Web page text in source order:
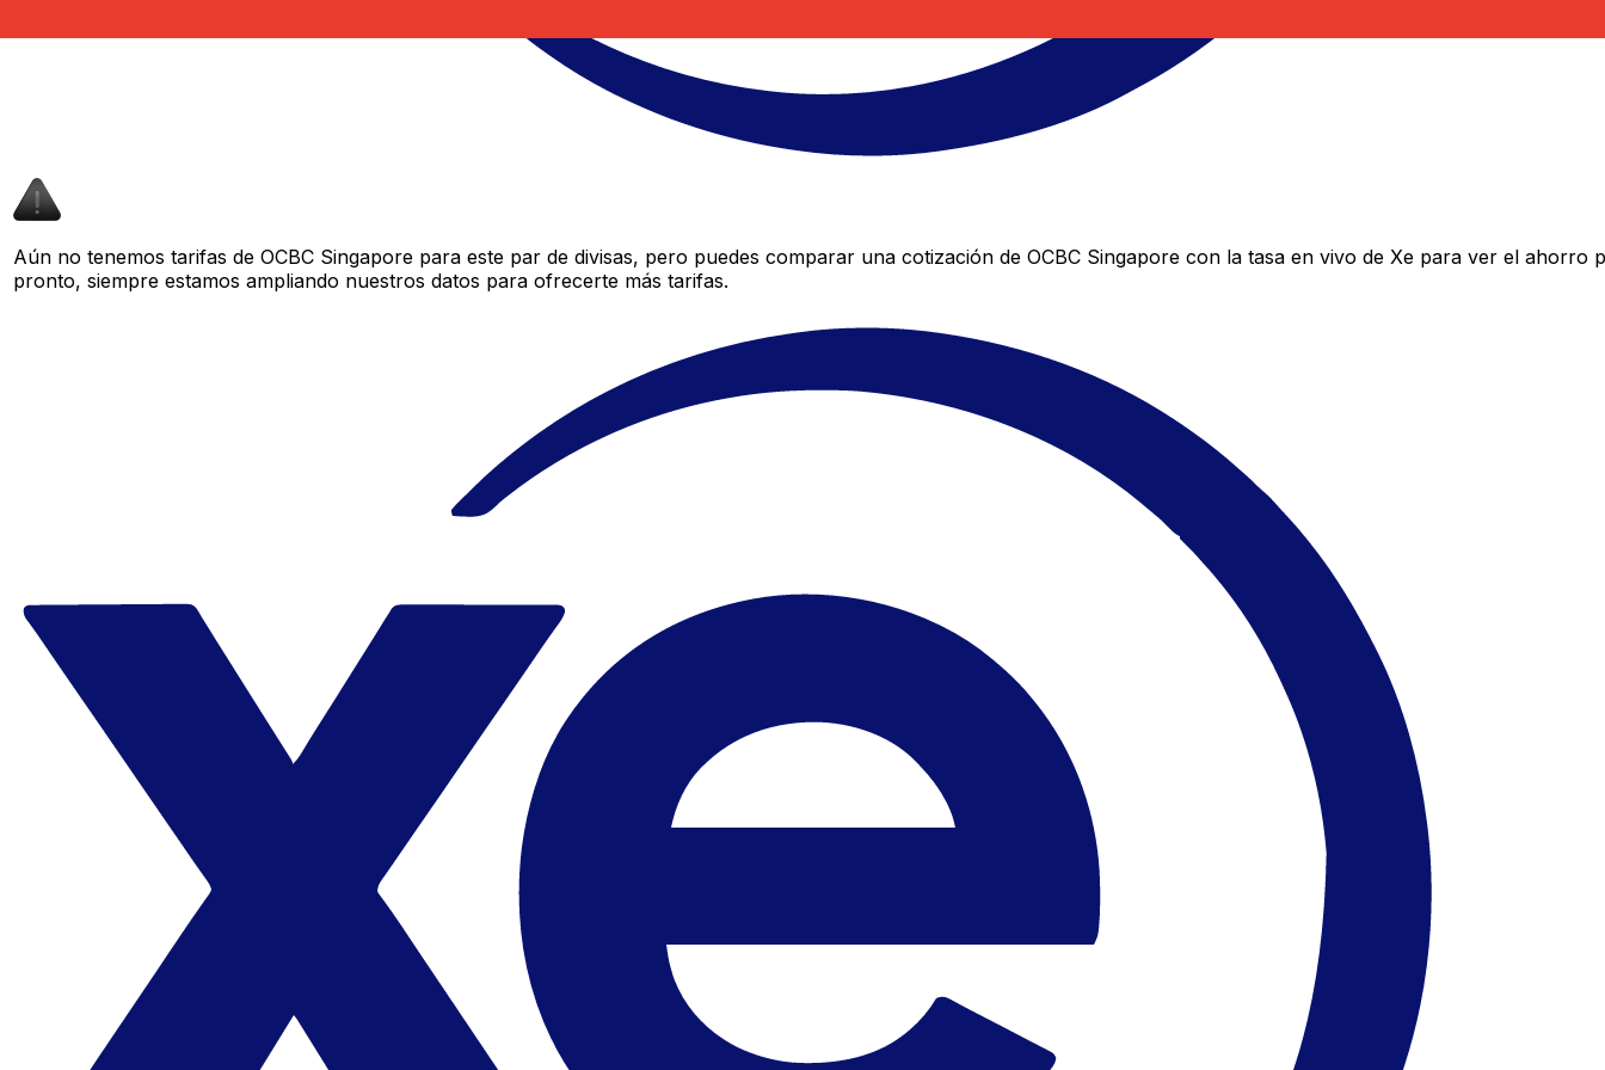
Aún no tenemos tarifas de OCBC Singapore para este par de divisas, pero puedes comparar una cotización de OCBC Singapore con la tasa en vivo de Xe para ver el ahorro
pronto, siempre estamos ampliando nuestros datos para ofrecerte más tarifas.